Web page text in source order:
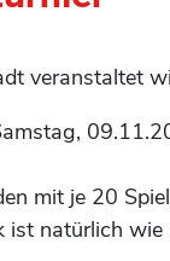
veranstaltet
mit je 20
ist natürlich